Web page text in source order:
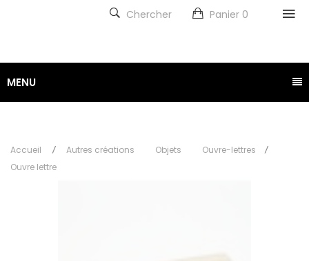
Panier 0
Chercher
MENU
Accueil Autres créations Objets
Ouvre-lettres
Ouvre lettre Tamarin et Ecaille